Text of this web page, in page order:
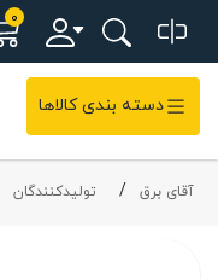
0
دسته بندی کالاها
آقای برق تولیدکنندگان